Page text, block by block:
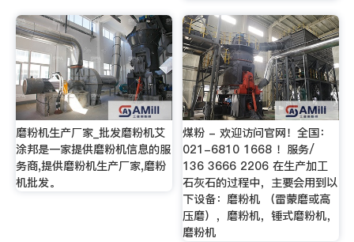
磨粉机生产厂家_批发磨粉机艾
涂邦是一家提供磨粉机信息的服
务商,提供磨粉机生产厂家,磨粉
机批发。
煤粉 - 欢迎访问官网！全国：
021-6810 1668 ！服务/
136 3666 2206 在生产加工
石灰石的过程中，主要会用到以
下设备：磨粉机 （雷蒙磨或高
压磨），磨粉机，锤式磨粉机，
磨粉机